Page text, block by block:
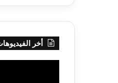
أخر